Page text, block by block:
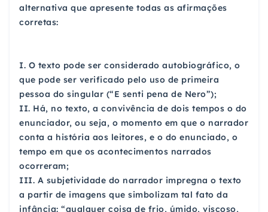
alternativa que apresente todas as afirmações
corretas:
I. O texto pode ser considerado autobiográfico, o
que pode ser verificado pelo uso de primeira
pessoa do singular (“E senti pena de Nero”);
II. Há, no texto, a convivência de dois tempos o do
enunciador, ou seja, o momento em que o narrador
conta a história aos leitores, e o do enunciado, o
tempo em que os acontecimentos narrados
ocorreram;
III. A subjetividade do narrador impregna o texto
a partir de imagens que simbolizam tal fato da
infância: “qualquer coisa de frio, úmido, viscoso,